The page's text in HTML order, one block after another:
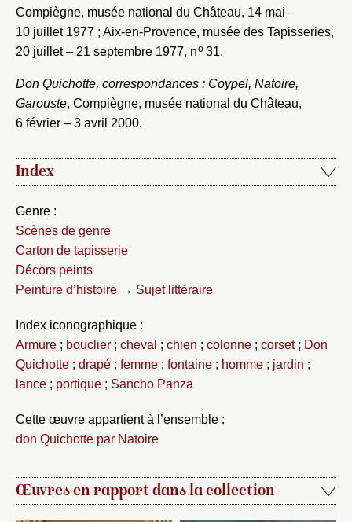
Compiègne, musée national du Château, 14 mai –
10 juillet 1977 ; Aix-en-Provence, musée des Tapisseries,
20 juillet – 21 septembre 1977, no31.
Don Quichotte, correspondances : Coypel, Natoire,
Garouste, Compiègne, musée national du Château,
6 février – 3 avril 2000.
Index
Genre :
Scènes de genre
Carton de tapisserie
Décors peints
Peinture d’histoire → Sujet littéraire
Index iconographique :
Armure ; bouclier ; cheval ; chien ; colonne ; corset; Don
Quichotte ; drapé ; femme ; fontaine ; homme ; jardin ;
lance ; portique ; Sancho Panza
Cette œuvre appartient à l’ensemble :
don Quichotte par Natoire
Œuvres en rapport dans la collection